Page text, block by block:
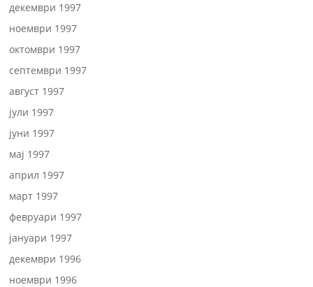
декември 1997
ноември 1997
октомври 1997
септември 1997
август 1997
јули 1997
јуни 1997
мај 1997
април 1997
март 1997
февруари 1997
јануари 1997
декември 1996
ноември 1996